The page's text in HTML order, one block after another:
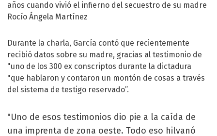
años cuando vivió el infierno del secuestro de su madre
Rocío Ángela Martínez
Durante la charla, García contó que recientemente
recibió datos sobre su madre, gracias al testimonio de
"uno de los 300 ex conscriptos durante la dictadura
"que hablaron y contaron un montón de cosas a través
del sistema de testigo reservado”.
"Uno de esos testimonios dio pie a la caída de
una imprenta de zona oeste. Todo eso hilvanó